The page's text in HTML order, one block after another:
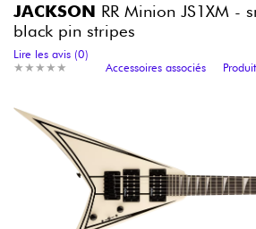
Amplis & Effets
Synthés & Sampleurs
Home Studio
Casques
JACKSON RR Minion JS1XM -
black pin stripes
★ ★ ★ ★ ★
★ ★ ★ ★ ★
Lire les avis (0)
Accessoires associés